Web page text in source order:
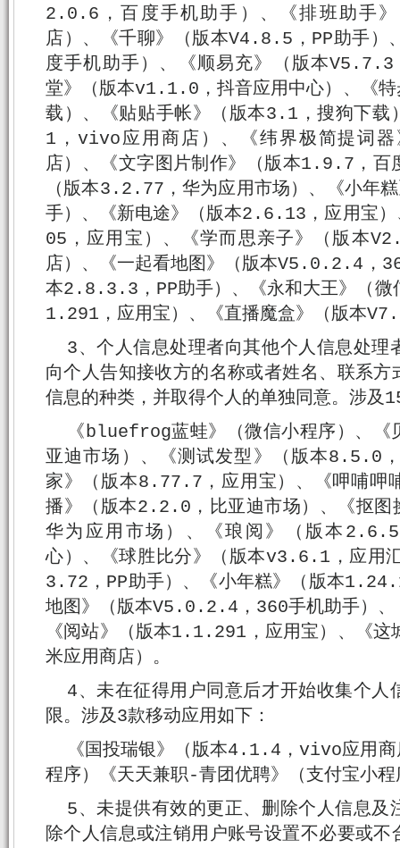
2.0.6，百度手机助手）、《排班助手
店）、《千聊》（版本V4.8.5，PP助手
度手机助手）、《顺易充》（版本
堂》（版本v1.1.0，抖音应用中心）、《
载）、《贴贴手帐》（版本3.1，搜狗下
1，vivo应用商店）、《纬界极简提词
店）、《文字图片制作》（版本1.9.7，百
（版本3.2.77，华为应用市场）、《小年
手）、《新电途》（版本2.6.13，应用宝
05，应用宝）、《学而思亲子》（版本
店）、《一起看地图》（版本V5.0.2.4，
本2.8.3.3，PP助手）、《永和大王》（微
1.291，应用宝）、《直播魔盒》（版本
3、个人信息处理者向其他个人信息处理
向个人告知接收方的名称或者姓名、联系
信息的种类，并取得个人的单独同意。涉及
《bluefrog蓝蛙》（微信小程序）、
亚迪市场）、《测试发型》（版本8.5.0
家》（版本8.77.7，应用宝）、《呷哺呷
播》（版本2.2.0，比亚迪市场）、《抠
华为应用市场）、《琅阅》（版本
心）、《球胜比分》（版本v3.6.1，应用
3.72，PP助手）、《小年糕》（版本
地图》（版本V5.0.2.4，360手机助手）、
《阅站》（版本1.1.291，应用宝）、《
米应用商店）。
4、未在征得用户同意后才开始收集个人
限。涉及3款移动应用如下：
《国投瑞银》（版本4.1.4，vivo应用商
程序）《天天兼职-青团优聘》（支付宝小程
5、未提供有效的更正、删除个人信息及
除个人信息或注销用户账号设置不必要或